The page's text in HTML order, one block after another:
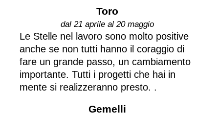
Toro
dal 21 aprile al 20 maggio
Le Stelle nel lavoro sono molto positive
anche se non tutti hanno il coraggio di
fare un grande passo, un cambiamento
importante. Tutti i progetti che hai in
mente si realizzeranno presto. .
Gemelli